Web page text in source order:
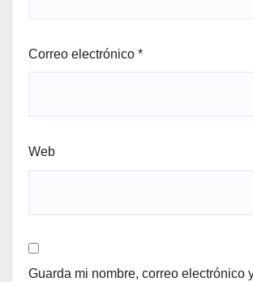
Correo electrónico *
Web
Guarda mi nombre, correo electrónico